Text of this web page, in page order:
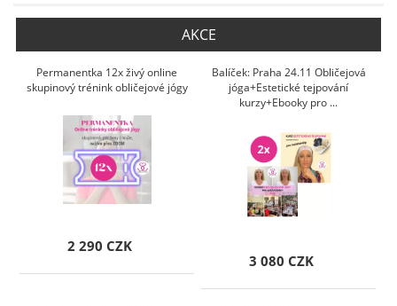
AKCE
Permanentka 12x živý online
skupinový trénink obličejové jógy
2 290 CZK
Balíček: Praha 24.11 Obličejová
jóga+Estetické tejpování
kurzy+Ebooky pro ...
3 080 CZK